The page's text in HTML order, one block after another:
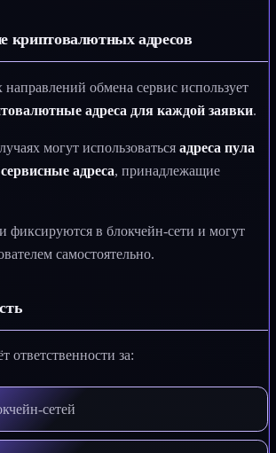
криптовалютных адресов
обмена сервис использует
адреса для каждой заявки.
могут использоваться адреса пула
адреса, принадлежащие
фиксируются в блокчейн-сети и могут
самостоятельно.
ответственности за:
сетей